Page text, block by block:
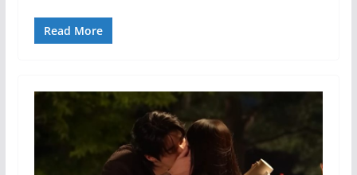
Read More